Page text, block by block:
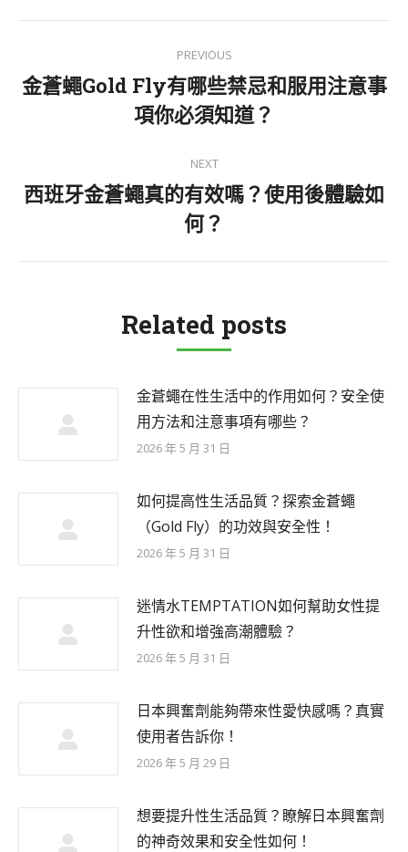
navigation
PREVIOUS
Previous
post:
金蒼蠅Gold Fly有哪些禁忌和服用注意事
項你必須知道？
NEXT
Next
post:
西班牙金蒼蠅真的有效嗎？使用後體驗如
何？
Related posts
金蒼蠅在性生活中的作用如何？安全使
用方法和注意事項有哪些？
2026 年 5 月 31 日
如何提高性生活品質？探索金蒼蠅
（Gold Fly）的功效與安全性！
2026 年 5 月 31 日
迷情水TEMPTATION如何幫助女性提
升性欲和增強高潮體驗？
2026 年 5 月 31 日
日本興奮劑能夠帶來性愛快感嗎？真實
使用者告訴你！
2026 年 5 月 29 日
想要提升性生活品質？瞭解日本興奮劑
的神奇效果和安全性如何！